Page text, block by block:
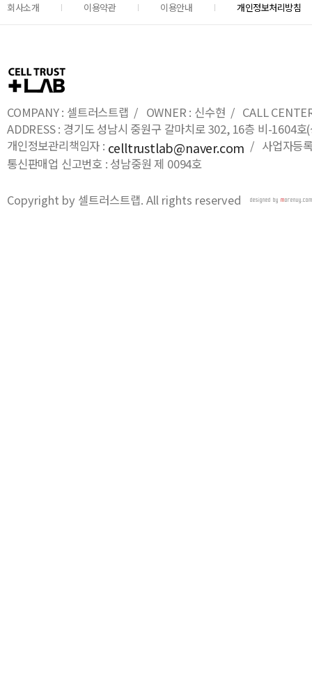
회사소개 이용약관 이용안내 개인정보처리방침
COMPANY : 셀트러스트랩 / OWNER : 신수현 / CALL
ADDRESS : 경기도 성남시 중원구 갈마치로 302, 16층 비-1604
개인정보관리책임자 : celltrustlab@naver.com / 사업자등
통신판매업 신고번호 : 성남중원 제 0094호
Copyright by 셀트러스트랩. All rights reserved